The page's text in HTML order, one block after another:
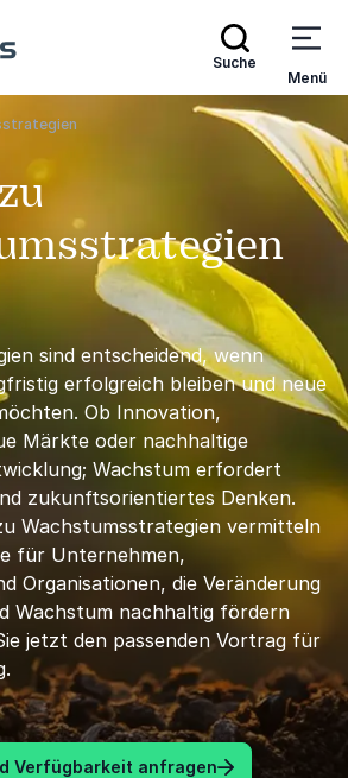
Suche
Menü
sind entscheidend, wenn
erfolgreich bleiben und neue
Ob Innovation,
Märkte oder nachhaltige
Wachstum erfordert
zukunftsorientiertes Denken.
Wachstumsstrategien vermitteln
für Unternehmen,
Organisationen, die Veränderung
Wachstum nachhaltig fördern
jetzt den passenden Vortrag für
Verfügbarkeit anfragen